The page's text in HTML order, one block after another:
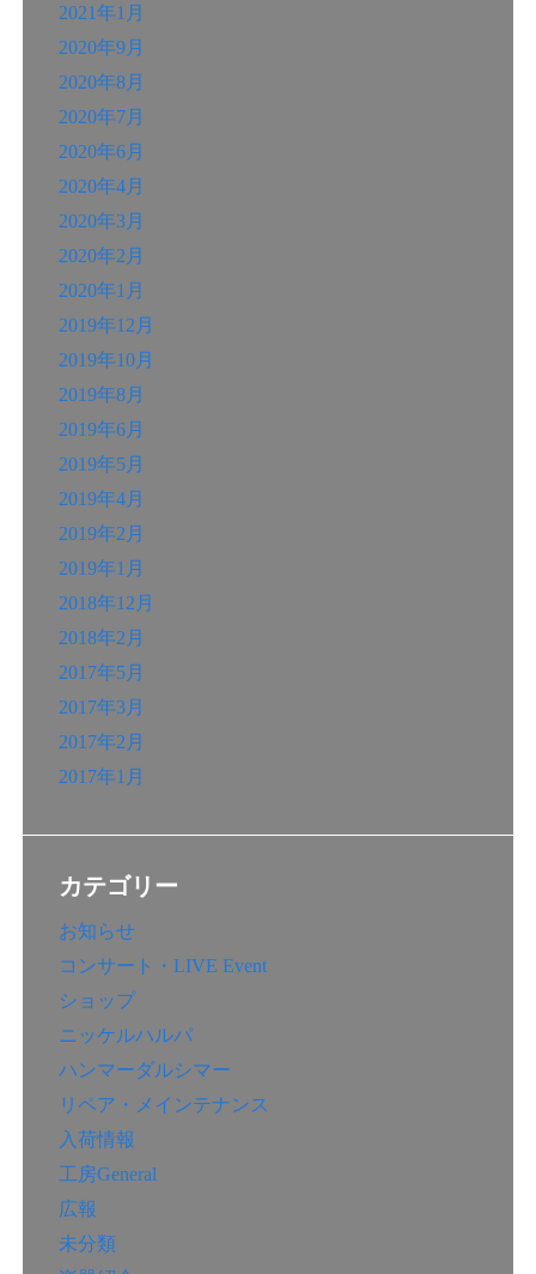
2021年1月
2020年9月
2020年8月
2020年7月
2020年6月
2020年4月
2020年3月
2020年2月
2020年1月
2019年12月
2019年10月
2019年8月
2019年6月
2019年5月
2019年4月
2019年2月
2019年1月
2018年12月
2018年2月
2017年5月
2017年3月
2017年2月
2017年1月
カテゴリー
お知らせ
コンサート・LIVE Event
ショップ
ニッケルハルパ
ハンマーダルシマー
リペア・メインテナンス
入荷情報
工房General
広報
未分類